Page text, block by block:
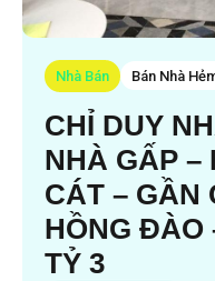
Nhà Bán Bán Nhà
CHỈ DUY
NHÀ GẤP –
CÁT – GẦN
HỒNG ĐÀO
TỶ 3